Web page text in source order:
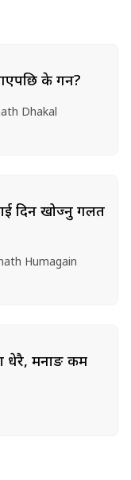
के गर्ने?
Dhakal
दिन खोज्नु गलत
Humagain
धेरै, मनाङ कम